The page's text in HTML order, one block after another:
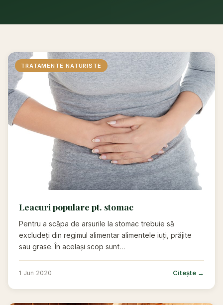
TRATAMENTE NATURISTE
Leacuri populare pt. stomac
Pentru a scăpa de arsurile la stomac trebuie să
excludeți din regimul alimentar alimentele iuți, prăjite
sau grase. În același scop sunt…
1 Jun 2020 Citește →